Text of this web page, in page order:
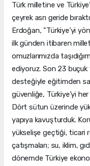
Türk milletine ve
çeyrek asrı geride
Erdoğan, "Türkiye’yi
ilk günden itibaren
omuzlarımızda
ediyoruz. Son 23 buçuk
desteğiyle eğitimden
güvenliğe, Türkiye’yi
Dört sütun üzerinde
yapıya kavuşturduk.
yükselişe geçtiği, ticari
çatışmaları; su, iklim,
dönemde Türkiye